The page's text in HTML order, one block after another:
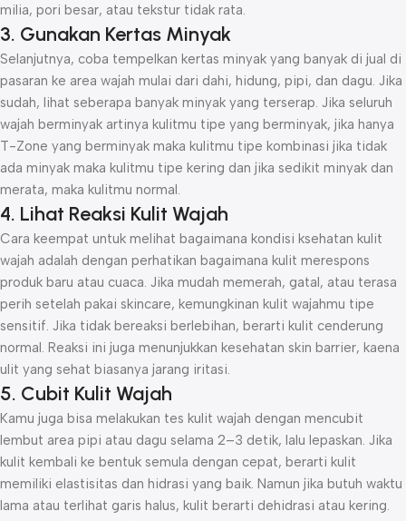
milia, pori besar, atau tekstur tidak rata.
3. Gunakan Kertas Minyak
Selanjutnya, coba tempelkan kertas minyak yang banyak di jual di
pasaran ke area wajah mulai dari dahi, hidung, pipi, dan dagu. Jika
sudah, lihat seberapa banyak minyak yang terserap. Jika seluruh
wajah berminyak artinya kulitmu tipe yang berminyak, jika hanya
T-Zone yang berminyak maka kulitmu tipe kombinasi jika tidak
ada minyak maka kulitmu tipe kering dan jika sedikit minyak dan
merata, maka kulitmu normal.
4. Lihat Reaksi Kulit Wajah
Cara keempat untuk melihat bagaimana kondisi ksehatan kulit
wajah adalah dengan perhatikan bagaimana kulit merespons
produk baru atau cuaca. Jika mudah memerah, gatal, atau terasa
perih setelah pakai skincare, kemungkinan kulit wajahmu tipe
sensitif. Jika tidak bereaksi berlebihan, berarti kulit cenderung
normal. Reaksi ini juga menunjukkan kesehatan skin barrier, kaena
ulit yang sehat biasanya jarang iritasi.
5. Cubit Kulit Wajah
Kamu juga bisa melakukan tes kulit wajah dengan mencubit
lembut area pipi atau dagu selama 2–3 detik, lalu lepaskan. Jika
kulit kembali ke bentuk semula dengan cepat, berarti kulit
memiliki elastisitas dan hidrasi yang baik. Namun jika butuh waktu
lama atau terlihat garis halus, kulit berarti dehidrasi atau kering.